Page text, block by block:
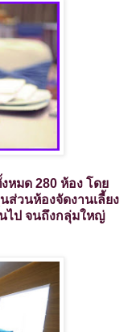
หมด 280 ห้อง โดย
ส่วนห้องจัดงานเลี้ยง
ไป จนถึงกลุ่มใหญ่